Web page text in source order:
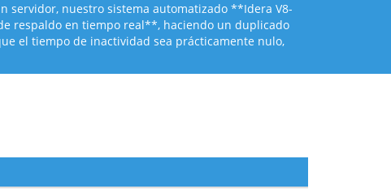
servidor, nuestro sistema automatizado **Idera V8-
respaldo en tiempo real**, haciendo un duplicado
el tiempo de inactividad sea prácticamente nulo,